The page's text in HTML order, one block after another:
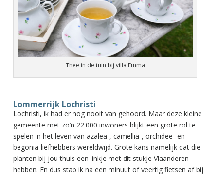
Thee in de tuin bij villa Emma
Lommerrijk Lochristi
Lochristi, ik had er nog nooit van gehoord. Maar deze kleine
gemeente met zo’n 22.000 inwoners blijkt een grote rol te
spelen in het leven van azalea-, camellia-, orchidee- en
begonia-liefhebbers wereldwijd. Grote kans namelijk dat die
planten bij jou thuis een linkje met dit stukje Vlaanderen
hebben. En dus stap ik na een minuut of veertig fietsen af bij